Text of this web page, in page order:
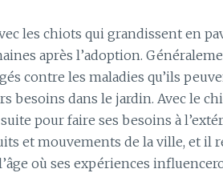
les chiots qui grandissent en
après l’adoption.
contre les maladies qu’ils
besoins dans le jardin. Avec le
pour faire ses besoins à
et mouvements de la ville, et il
où ses expériences